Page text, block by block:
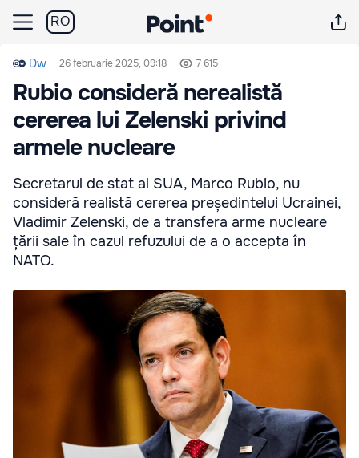
RO
Dw 26 februarie 2025, 09:18 7 615
Rubio consideră nerealistă
cererea lui Zelenski privind
armele nucleare
Secretarul de stat al SUA, Marco Rubio, nu
consideră realistă cererea președintelui Ucrainei,
Vladimir Zelenski, de a transfera arme nucleare
țării sale în cazul refuzului de a o accepta în
NATO.